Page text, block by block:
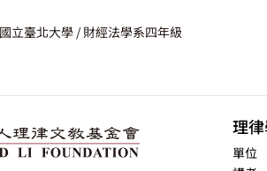
國立臺北大學 / 財經法學系四年級
理
單位